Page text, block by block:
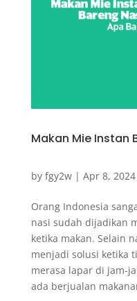
Makan Mie Instan
by fgy2w| Apr 8, 2024
Orang Indonesia
nasi sudah dijadikan
ketika makan. Selain
menjadi solusi ketika
merasa lapar di jam-
ada berjualan